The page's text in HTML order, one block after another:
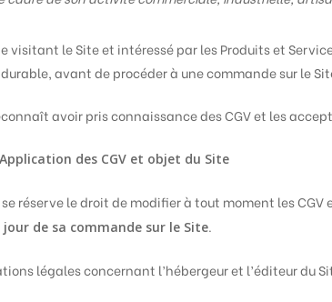
Hit enter to search or ESC to close
visitant le Site et intéressé par les Produits et
avant de procéder à une commande sur le
avoir pris connaissance des CGV et les
des CGV et objet du Site
se réserve le droit de modifier à tout moment les
de sa commande sur le Site.
légales concernant l’hébergeur et l’éditeur du